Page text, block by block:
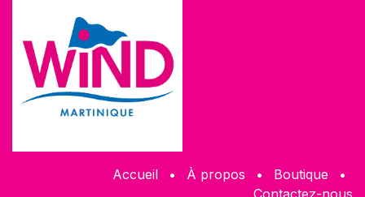
Accueil • À propos • ​Boutique
•
Contactez-nous